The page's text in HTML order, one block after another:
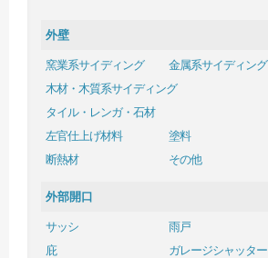
外壁
窯業系サイディング
金属系サイディング
木材・木質系サイディング
タイル・レンガ・石材
左官仕上げ材料
塗料
断熱材
その他
外部開口
サッシ
雨戸
庇
ガレージシャッター